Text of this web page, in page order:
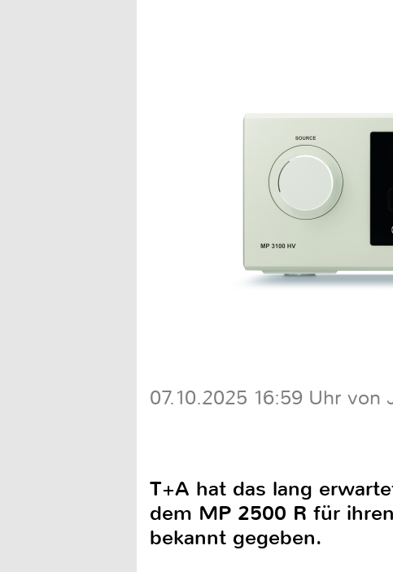
07.10.2025 16:59 Uhr von
T+A hat das lang
dem MP 2500 R für
bekannt gegeben.